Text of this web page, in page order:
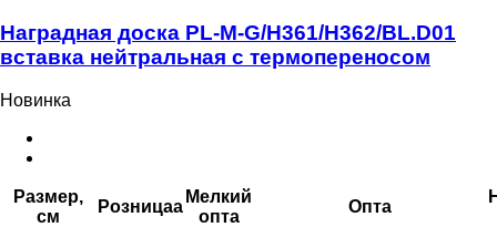
Наградная доска PL-M-G/H361/H362/BL.D01
вставка нейтральная с термопереносом
Новинка
Размер,
см
Розницаa
Мелкий
оптa
Оптa